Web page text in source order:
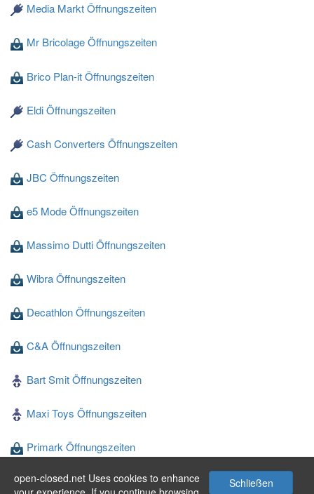
Schließen
open-closed.net Uses cookies to enhance
Media Markt Öffnungszeiten
Mr Bricolage Öffnungszeiten
Brico Plan-it Öffnungszeiten
Eldi Öffnungszeiten
Cash Converters Öffnungszeiten
JBC Öffnungszeiten
e5 Mode Öffnungszeiten
Massimo Dutti Öffnungszeiten
Wibra Öffnungszeiten
Decathlon Öffnungszeiten
C&A Öffnungszeiten
Bart Smit Öffnungszeiten
Maxi Toys Öffnungszeiten
Primark Öffnungszeiten
Blokker Öffnungszeiten